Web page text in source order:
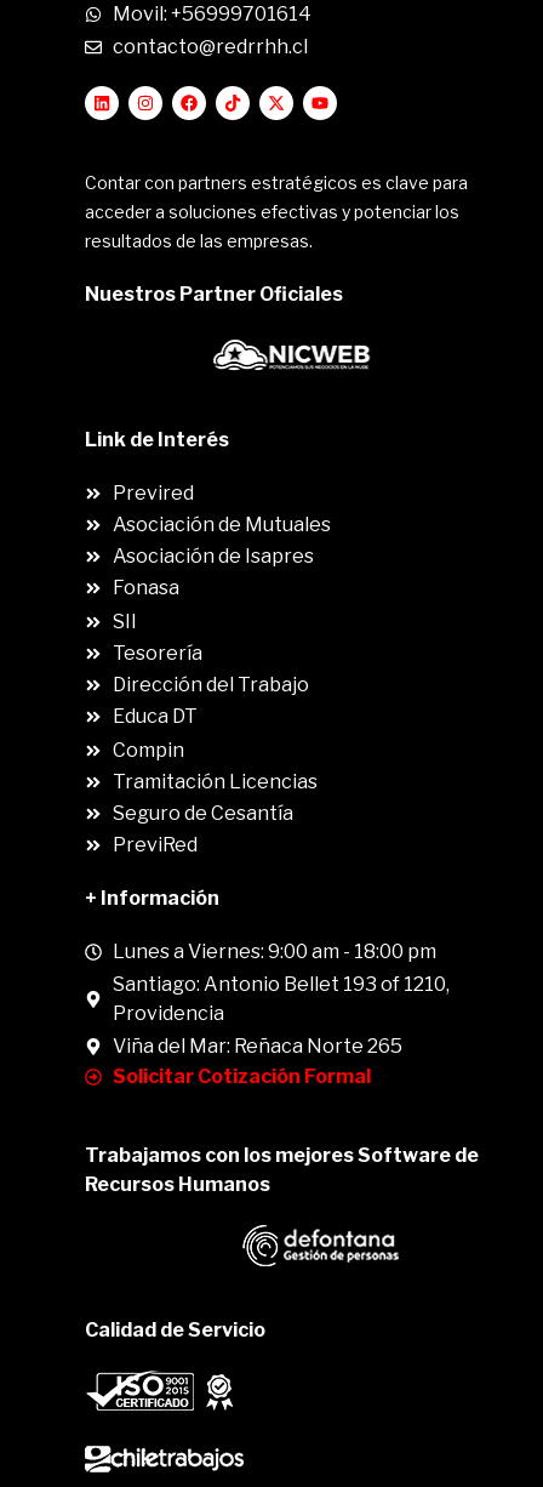
Movil: +56999701614
contacto@redrrhh.cl
Contar con partners estratégicos es clave para
acceder a soluciones efectivas y potenciar los
resultados de las empresas.
Nuestros Partner Oficiales
Link de Interés
Previred
Asociación de Mutuales
Asociación de Isapres
Fonasa
SII
Tesorería
Dirección del Trabajo
Educa DT
Compin
Tramitación Licencias
Seguro de Cesantía
PreviRed
+ Información
Lunes a Viernes: 9:00 am - 18:00 pm
Santiago: Antonio Bellet 193 of 1210,
Providencia
Viña del Mar: Reñaca Norte 265
Solicitar Cotización Formal
Trabajamos con los mejores Software de
Recursos Humanos
Calidad de Servicio